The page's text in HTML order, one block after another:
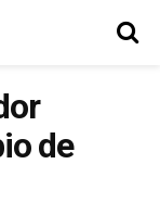
de